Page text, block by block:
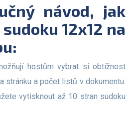
12x12 na
stránku a počet listů v dokumentu.
vytisknout až 10 stran sudoku